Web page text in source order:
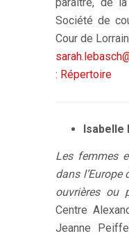
Société de
Cour de
: Répertoire
Isabelle
Les femmes
dans l’Europe
ouvrières ou
Centre
Jeanne